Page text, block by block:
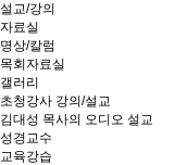
설교/강의
자료실
명상/칼럼
목회자료실
갤러리
초청강사 강의/설교
김대성 목사의 오디오 설교
성경교수
교육강습